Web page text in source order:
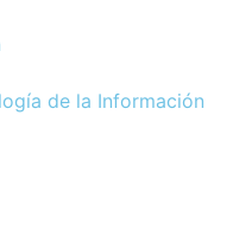
de la Información